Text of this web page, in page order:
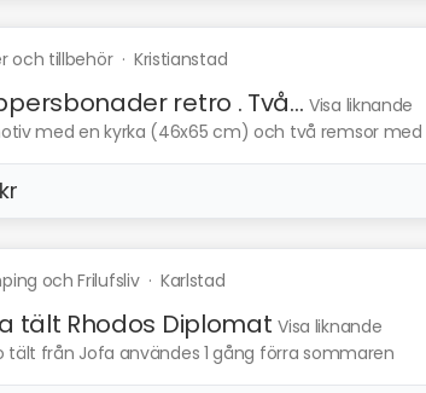
och tillbehör· Kristianstad
retro . Två... Visa liknande
med en kyrka (46x65 cm) och två remsor
och Frilufsliv· Karlstad
tält Rhodos Diplomat Visa liknande
tält från Jofa användes 1 gång förra sommaren